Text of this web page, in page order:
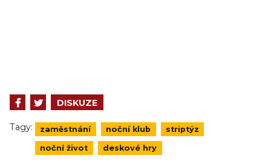
DISKUZE
Tagy: zaměstnání noční klub striptýz
noční život deskové hry